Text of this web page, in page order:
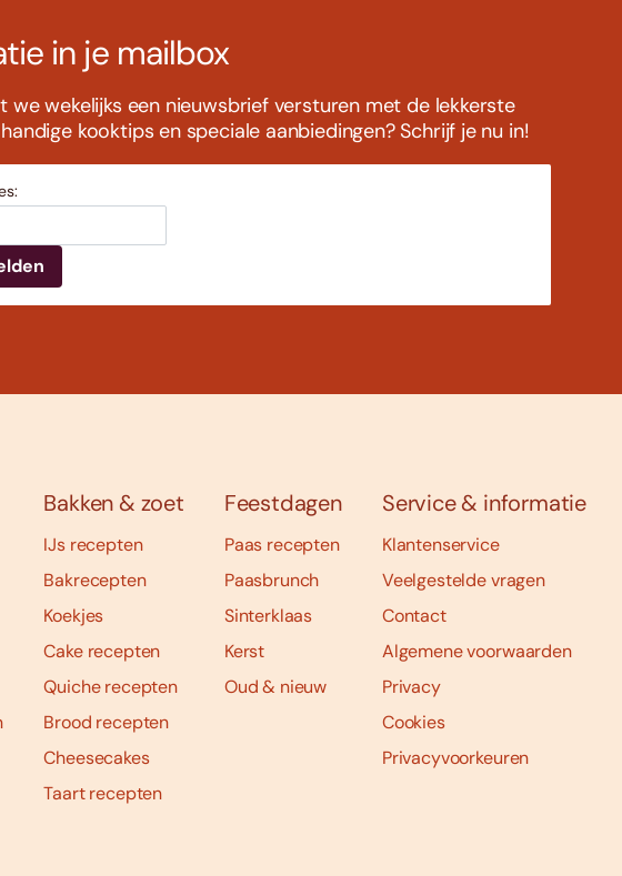
in je mailbox
we wekelijks een nieuwsbrief versturen met de lekkerste
kooktips en speciale aanbiedingen? Schrijf je nu in!
Bakken & zoet
IJs recepten
Bakrecepten
Koekjes
Cake recepten
Quiche recepten
Brood recepten
Cheesecakes
Taart recepten
Feestdagen
Paas recepten
Paasbrunch
Sinterklaas
Kerst
Oud & nieuw
Service & informatie
Klantenservice
Veelgestelde vragen
Contact
Algemene voorwaarden
Privacy
Cookies
Privacyvoorkeuren